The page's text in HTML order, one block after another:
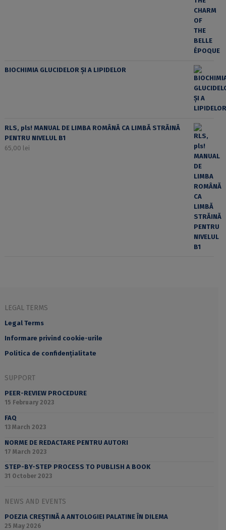
BIOCHIMIA GLUCIDELOR ȘI A LIPIDELOR
RLS, pls! MANUAL DE LIMBA ROMÂNĂ CA LIMBĂ STRĂINĂ
PENTRU NIVELUL B1
65,00 lei
LEGAL TERMS
Legal Terms
Informare privind cookie-urile
Politica de confidențialitate
SUPPORT
PEER-REVIEW PROCEDURE
15 February 2023
FAQ
13 March 2023
NORME DE REDACTARE PENTRU AUTORI
17 March 2023
STEP-BY-STEP PROCESS TO PUBLISH A BOOK
31 October 2023
NEWS AND EVENTS
POEZIA CREȘTINĂ A ANTOLOGIEI PALATINE ÎN DILEMA
25 May 2026